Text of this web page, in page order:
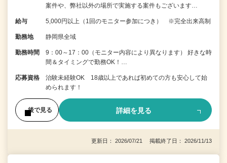
案件や、弊社以外の場所で実施する案件もございます…
給与 5,000円以上（1回のモニター参加につき） ※完全出来高制
勤務地 静岡県全域
勤務時間
9：00～17：00（モニター内容により異なります） 好きな時
間＆タイミングで勤務OK！…
応募資格
治験未経験OK 18歳以上であれば初めての方も安心して始
められます！
後で見る 詳細を見る
更新日： 2026/07/21 掲載終了日： 2026/11/13